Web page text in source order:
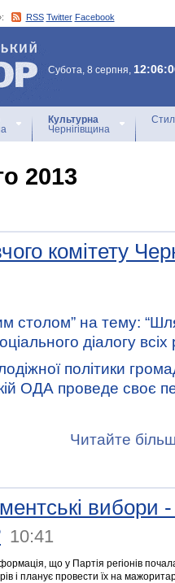
RSS Twitter Facebook
Субота, 8 серпня,
Культурна
Чернігівщина
2013
комітету
столом” на тему:
діалогу всіх
політики
ОДА проведе своє
Читайте
вибори
10:41
що у Партія регіонів
і планує провести їх на